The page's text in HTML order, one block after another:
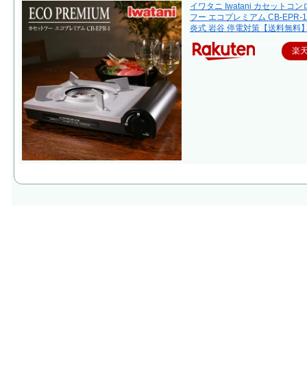
イワタニ Iwatani カセットコン
フー エコプレミアム CB-EPR-
炎式 岩谷 停電対策【送料無料
楽